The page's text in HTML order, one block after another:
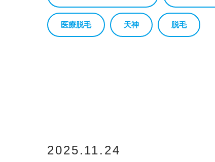
医療脱毛 天神 脱毛
2025.11.24